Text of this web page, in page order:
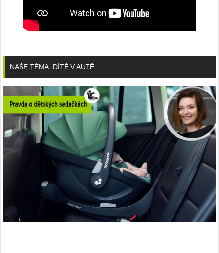
NAŠE TÉMA: DÍTĚ V AUTĚ